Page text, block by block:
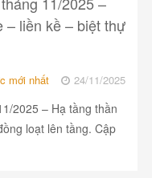
– liền kề – biệt thự
mới nhất 24/11/2025
2025 – Hạ tầng thần
loạt lên tầng. Cập